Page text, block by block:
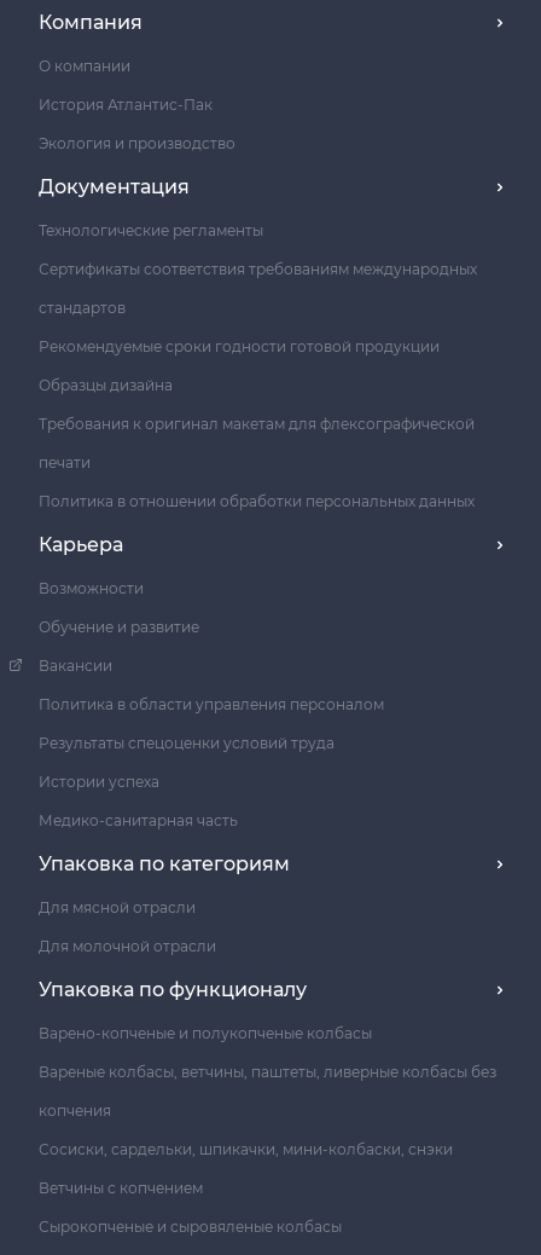
Компания
О компании
История Атлантис-Пак
Экология и производство
Документация
Технологические регламенты
Сертификаты соответствия требованиям международных
стандартов
Рекомендуемые сроки годности готовой продукции
Образцы дизайна
Требования к оригинал макетам для флексографической
печати
Политика в отношении обработки персональных данных
Карьера
Возможности
Обучение и развитие
Вакансии
Политика в области управления персоналом
Результаты спецоценки условий труда
Истории успеха
Медико-санитарная часть
Упаковка по категориям
Для мясной отрасли
Для молочной отрасли
Упаковка по функционалу
Варено-копченые и полукопченые колбасы
Вареные колбасы, ветчины, паштеты, ливерные колбасы без
копчения
Сосиски, сардельки, шпикачки, мини-колбаски, снэки
Ветчины с копчением
Сырокопченые и сыровяленые колбасы